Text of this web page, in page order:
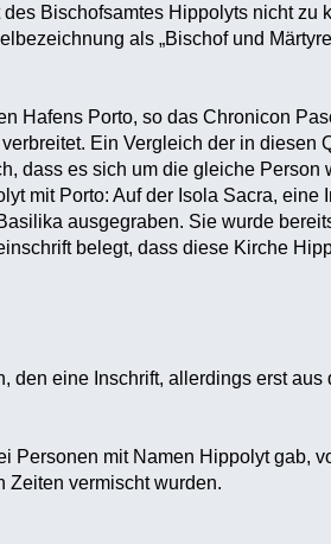
Bischofsamtes Hippolyts nicht zu
als „Bischof und
Hafens Porto, so das Chronicon
Ein Vergleich der in diesen
dass es sich um die gleiche Person
mit Porto: Auf der Isola Sacra, eine
ausgegraben. Sie wurde
belegt, dass diese Kirche
den eine Inschrift, allerdings erst aus
Personen mit Namen Hippolyt gab,
Zeiten vermischt wurden.